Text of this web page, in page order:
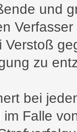
und
Verstoß
zu
bei
Falle